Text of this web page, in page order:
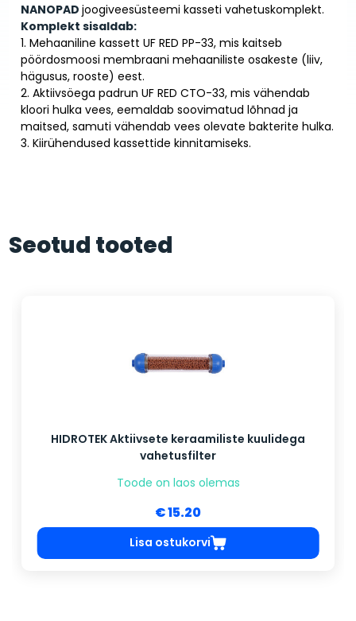
NANOPADjoogiveesüsteemi kasseti vahetuskomplekt.
Komplekt sisaldab:
1. Mehaaniline kassett UF RED PP-33, mis kaitseb
pöördosmoosi membraani mehaaniliste osakeste (liiv,
hägusus, rooste) eest.
2. Aktiivsöega padrun UF RED CTO-33, mis vähendab
kloori hulka vees, eemaldab soovimatud lõhnad ja
maitsed, samuti vähendab vees olevate bakterite hulka.
3. Kiirühendused kassettide kinnitamiseks.
Seotud tooted
HIDROTEK Aktiivsete keraamiliste kuulidega
vahetusfilter
Toode on laos olemas
€ 15.20
Lisa ostukorvi